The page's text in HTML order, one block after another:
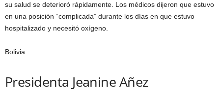
su salud se deterioró rápidamente. Los médicos dijeron que estuvo
en una posición “complicada” durante los días en que estuvo
hospitalizado y necesitó oxígeno.
Bolivia
Presidenta Jeanine Añez